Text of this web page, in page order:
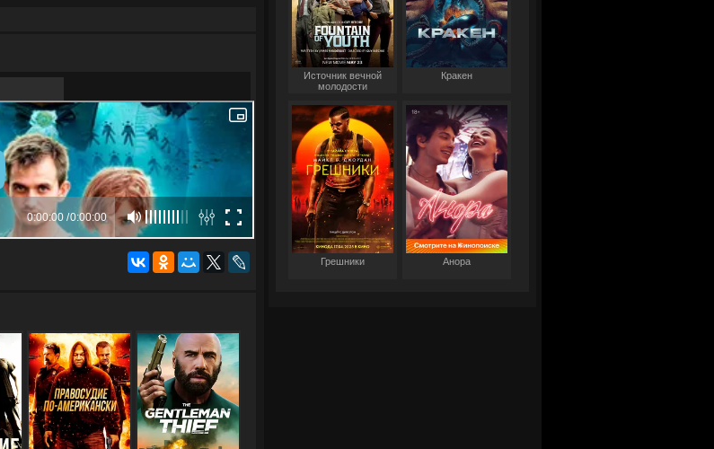
Источник вечной
молодости
Кракен
Грешники Анора